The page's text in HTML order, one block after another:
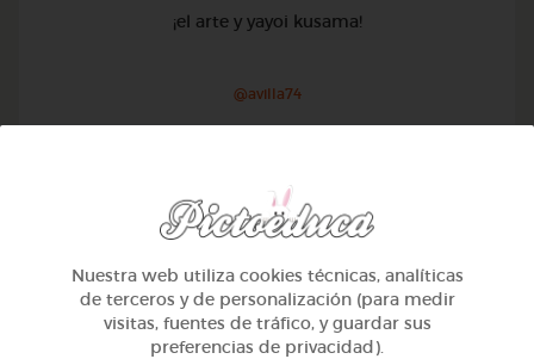
¡el arte y yayoi kusama!
@avilla74
Nuestra web utiliza cookies técnicas, analíticas
de terceros y de personalización (para medir
visitas, fuentes de tráfico, y guardar sus
preferencias de privacidad).